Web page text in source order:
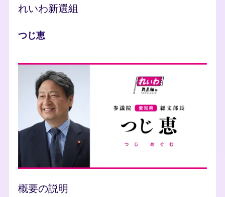
れいわ新選組
つじ恵
photo
概要の説明